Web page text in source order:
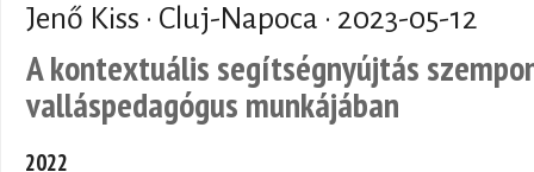
Jenő Kiss · Cluj-Napoca · 2023-05-12
A kontextuális segítségnyújtás
valláspedagógus munkájában
2022